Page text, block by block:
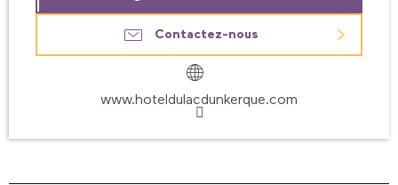
Contactez-nous
www.hoteldulacdunkerque.com